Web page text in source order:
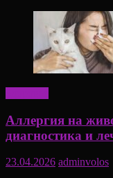
Аллергия на
диагностика и
23.04.2026 adminvolos